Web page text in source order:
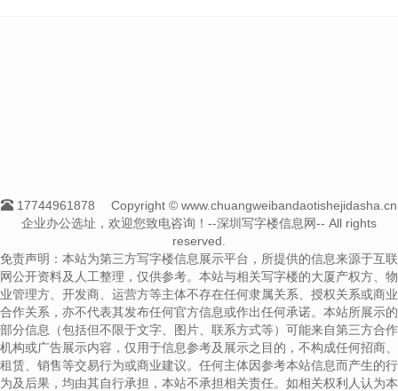
17744961878
Copyright © www.chuangweibandaotishejidasha.cn
企业办公选址，欢迎您致电咨询！--深圳写字楼信息网-- All rights
reserved.
免责声明：本站为第三方写字楼信息展示平台，所提供的信息来源于互联
网公开资料及人工整理，仅供参考。本站与相关写字楼的大厦产权方、物
业管理方、开发商、运营方等主体不存在任何隶属关系、授权关系或商业
合作关系，亦不代表其发布任何官方信息或作出任何承诺。本站所展示的
部分信息（包括但不限于文字、图片、联系方式等）可能来自第三方合作
机构或广告展示内容，仅用于信息参考及展示之目的，不构成任何招商、
租赁、销售等交易行为或商业建议。任何主体因参考本站信息而产生的行
为及后果，均由其自行承担，本站不承担相关责任。如相关权利人认为本